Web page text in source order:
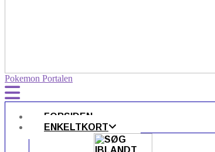
Pokemon Portalen
FORSIDEN
ENKELTKORT